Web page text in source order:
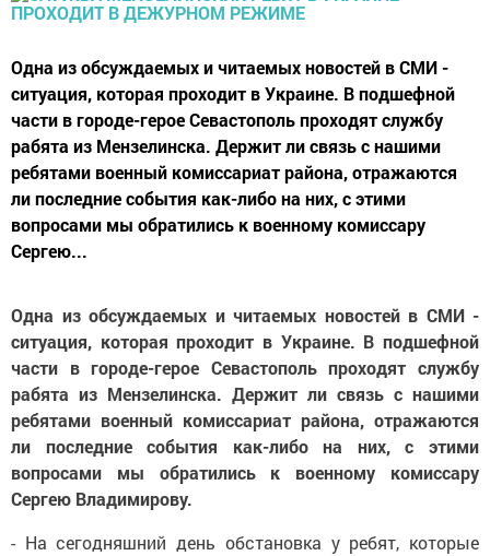
Одна из обсуждаемых и читаемых новостей в СМИ -
ситуация, которая проходит в Украине. В подшефной
части в городе-герое Севастополь проходят службу
рабята из Мензелинска. Держит ли связь с нашими
ребятами военный комиссариат района, отражаются
ли последние события как-либо на них, с этими
вопросами мы обратились к военному комиссару
Сергею...
Одна из обсуждаемых и читаемых новостей в СМИ -
ситуация, которая проходит в Украине. В подшефной
части в городе-герое Севастополь проходят службу
рабята из Мензелинска. Держит ли связь с нашими
ребятами военный комиссариат района, отражаются
ли последние события как-либо на них, с этими
вопросами мы обратились к военному комиссару
Сергею Владимирову.
- На сегодняшний день обстановка у ребят, которые